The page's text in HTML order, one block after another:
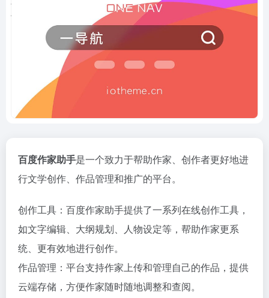
百度作家助手是一个致力于帮助作家、创作者更好地进
行文学创作、作品管理和推广的平台。
创作工具：百度作家助手提供了一系列在线创作工具，
如文字编辑、大纲规划、人物设定等，帮助作家更系
统、更有效地进行创作。
作品管理：平台支持作家上传和管理自己的作品，提供
云端存储，方便作家随时随地调整和查阅。